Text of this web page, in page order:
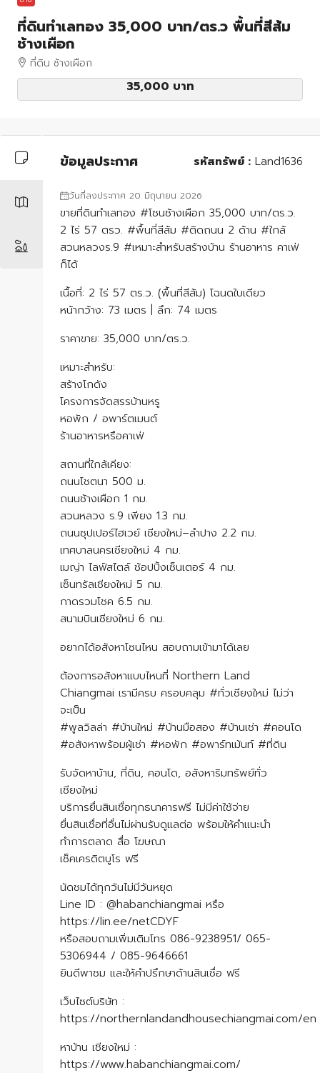
ที่ดินทำเลทอง 35,000 บาท/ตร.ว พื้นที่สีส้ม
ช้างเผือก
ที่ดิน ช้างเผือก
35,000 บาท
ข้อมูลประกาศ รหัสทรัพย์ : Land1636
วันที่ลงประกาศ 20 มิถุนายน 2026
ขายที่ดินทำเลทอง #โซนช้างเผือก 35,000 บาท/ตร.ว.
2 ไร่ 57 ตรว. #พื้นที่สีส้ม #ติดถนน 2 ด้าน #ใกล้
สวนหลวงร.9 #เหมาะสำหรับสร้างบ้าน ร้านอาหาร คาเฟ่
ก็ได้
เนื้อที่: 2 ไร่ 57 ตร.ว. (พื้นที่สีส้ม) โฉนดใบเดียว
หน้ากว้าง: 73 เมตร | ลึก: 74 เมตร
ราคาขาย: 35,000 บาท/ตร.ว.
เหมาะสำหรับ:
สร้างโกดัง
โครงการจัดสรรบ้านหรู
หอพัก / อพาร์ตเมนต์
ร้านอาหารหรือคาเฟ่
สถานที่ใกล้เคียง:
ถนนโชตนา 500 ม.
ถนนช้างเผือก 1 กม.
สวนหลวง ร.9 เพียง 1.3 กม.
ถนนซุปเปอร์ไฮเวย์ เชียงใหม่–ลำปาง 2.2 กม.
เทศบาลนครเชียงใหม่ 4 กม.
เมญ่า ไลฟ์สไตล์ ช้อปปิ้งเซ็นเตอร์ 4 กม.
เซ็นทรัลเชียงใหม่ 5 กม.
กาดรวมโชค 6.5 กม.
สนามบินเชียงใหม่ 6 กม.
อยากได้อสังหาโซนไหน สอบถามเข้ามาได้เลย
ต้องการอสังหาแบบไหนที่ Northern Land
Chiangmai เรามีครบ ครอบคลุม #ทั่วเชียงใหม่ ไม่ว่า
จะเป็น
#พูลวิลล่า #บ้านใหม่ #บ้านมือสอง #บ้านเช่า #คอนโด
#อสังหาพร้อมผู้เช่า #หอพัก #อพาร์ทเม้นท์ #ที่ดิน
รับจัดหาบ้าน, ที่ดิน, คอนโด, อสังหาริมทรัพย์ทั่ว
เชียงใหม่
บริการยื่นสินเชื่อทุกธนาคารฟรี ไม่มีค่าใช้จ่าย
ยื่นสินเชื่อที่อื่นไม่ผ่านรับดูแลต่อ พร้อมให้คำแนะนำ
ทำการตลาด สื่อ โฆษณา
เช็คเครดิตบูโร ฟรี
นัดชมได้ทุกวันไม่มีวันหยุด
Line ID : @habanchiangmai หรือ
https://lin.ee/netCDYF
หรือสอบถามเพิ่มเติมโทร 086-9238951/ 065-
5306944 / 085-9646661
ยินดีพาชม และให้คำปรึกษาด้านสินเชื่อ ฟรี
เว็บไซต์บริษัท :
https://northernlandandhousechiangmai.com/en
หาบ้าน เชียงใหม่ :
https://www.habanchiangmai.com/